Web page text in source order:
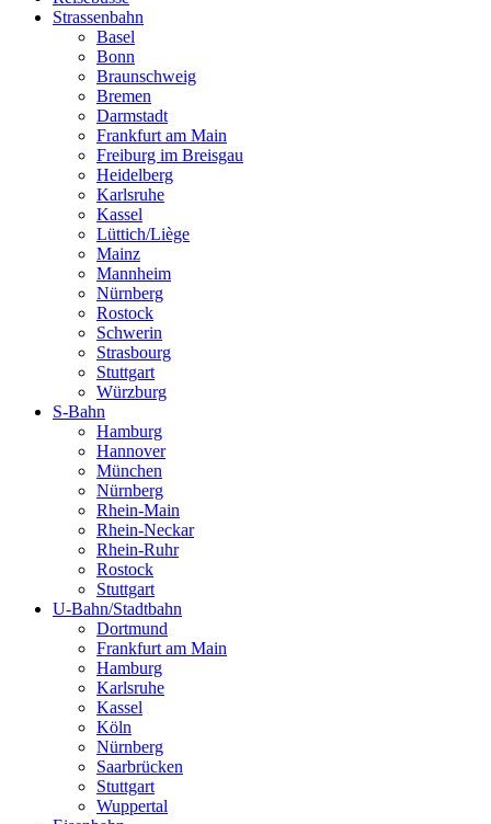
Strassenbahn
Basel
Bonn
Braunschweig
Bremen
Darmstadt
Frankfurt am Main
Freiburg im Breisgau
Heidelberg
Karlsruhe
Kassel
Lüttich/Liège
Mainz
Mannheim
Nürnberg
Rostock
Schwerin
Strasbourg
Stuttgart
Würzburg
S-Bahn
Hamburg
Hannover
München
Nürnberg
Rhein-Main
Rhein-Neckar
Rhein-Ruhr
Rostock
Stuttgart
U-Bahn/Stadtbahn
Dortmund
Frankfurt am Main
Hamburg
Karlsruhe
Kassel
Köln
Nürnberg
Saarbrücken
Stuttgart
Wuppertal